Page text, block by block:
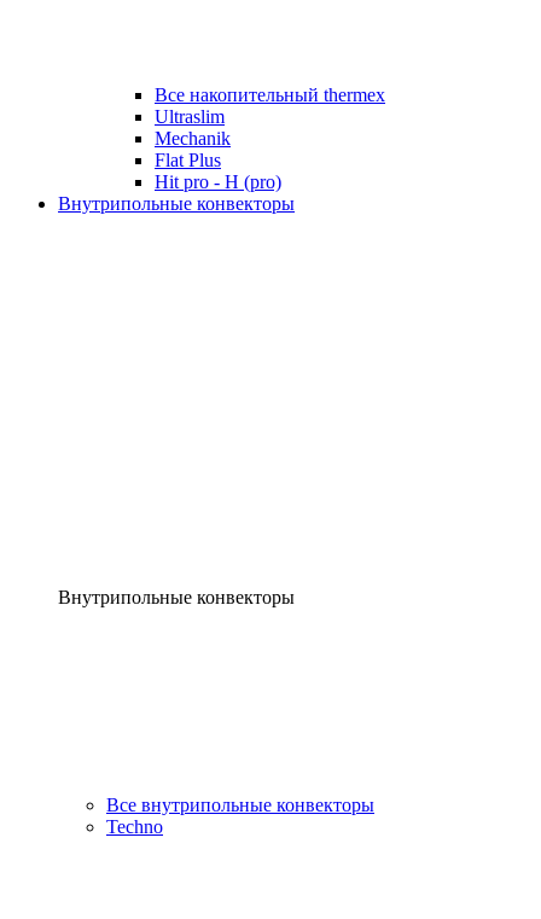
Все накопительный thermex
Ultraslim
Mechanik
Flat Plus
Hit pro - H (pro)
Внутрипольные конвекторы
Внутрипольные конвекторы
Все внутрипольные конвекторы
Techno